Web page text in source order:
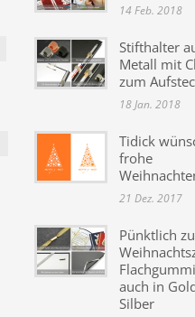
14 Feb. 2018
Stifthalter
Metall mit
zum
18 Jan. 2018
Tidick
frohe
21 Dez. 2017
Pünktlich
auch in
Silber